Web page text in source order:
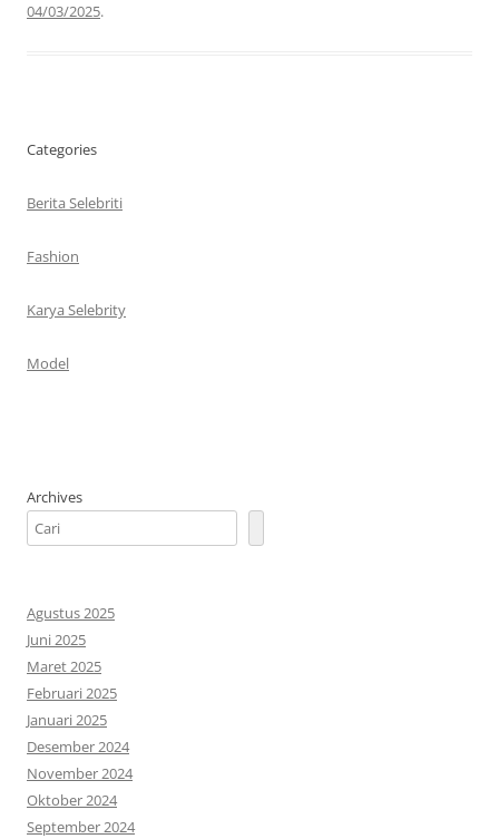
04/03/2025.
Categories
Berita Selebriti
Fashion
Karya Selebrity
Model
Archives
Agustus 2025
Juni 2025
Maret 2025
Februari 2025
Januari 2025
Desember 2024
November 2024
Oktober 2024
September 2024